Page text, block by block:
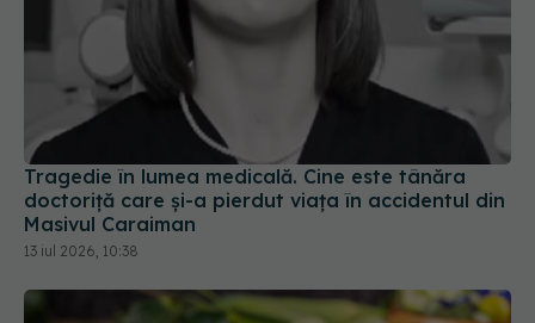
Tragedie în lumea medicală. Cine este tânăra
doctoriță care și-a pierdut viața în accidentul din
Masivul Caraiman
13 iul 2026, 10:38